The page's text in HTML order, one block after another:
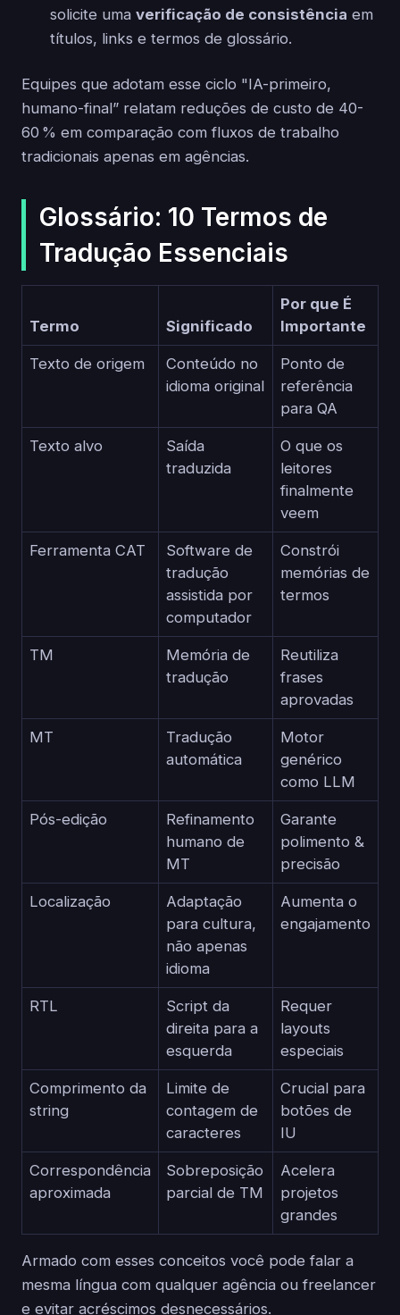
solicite uma verificação de consistência em
títulos, links e termos de glossário.
Equipes que adotam esse ciclo "IA-primeiro,
humano-final” relatam reduções de custo de 40-
60 % em comparação com fluxos de trabalho
tradicionais apenas em agências.
Glossário: 10 Termos de
Tradução Essenciais
Termo Significado
Por que É
Importante
Texto de origem
Conteúdo no
idioma original
Ponto de
referência
para QA
Texto alvo
Saída
traduzida
O que os
leitores
finalmente
veem
Ferramenta CAT
Software de
tradução
assistida por
computador
Constrói
memórias de
termos
TM
Memória de
tradução
Reutiliza
frases
aprovadas
MT
Tradução
automática
Motor
genérico
como LLM
Pós-edição
Refinamento
humano de
MT
Garante
polimento &
precisão
Localização
Adaptação
para cultura,
não apenas
idioma
Aumenta o
engajamento
RTL
Script da
direita para a
esquerda
Requer
layouts
especiais
Comprimento da
string
Limite de
contagem de
caracteres
Crucial para
botões de
IU
Correspondência
aproximada
Sobreposição
parcial de TM
Acelera
projetos
grandes
Armado com esses conceitos você pode falar a
mesma língua com qualquer agência ou freelancer
e evitar acréscimos desnecessários.